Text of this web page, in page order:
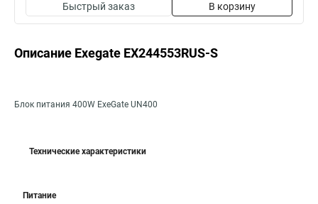
Быстрый заказ В корзину
Описание Exegate EX244553RUS-S
Блок питания 400W ExeGate UN400
Технические характеристики
Питание